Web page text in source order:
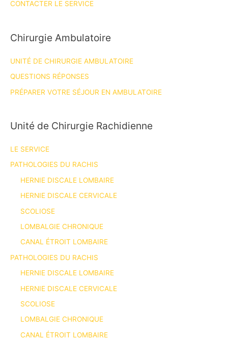
CONTACTER LE SERVICE
Chirurgie Ambulatoire
UNITÉ DE CHIRURGIE AMBULATOIRE
QUESTIONS RÉPONSES
PRÉPARER VOTRE SÉJOUR EN AMBULATOIRE
Unité de Chirurgie Rachidienne
LE SERVICE
PATHOLOGIES DU RACHIS
HERNIE DISCALE LOMBAIRE
HERNIE DISCALE CERVICALE
SCOLIOSE
LOMBALGIE CHRONIQUE
CANAL ÉTROIT LOMBAIRE
PATHOLOGIES DU RACHIS
HERNIE DISCALE LOMBAIRE
HERNIE DISCALE CERVICALE
SCOLIOSE
LOMBALGIE CHRONIQUE
CANAL ÉTROIT LOMBAIRE